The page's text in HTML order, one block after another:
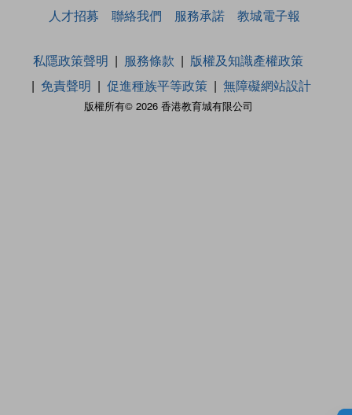
人才招募
聯絡我們 服務承諾 教城電子報
版權所有© 2026 香港教育城有限公司
私隱政策聲明 服務條款
版權及知識產權政策
免責聲明
促進種族平等政策 無障礙網站設計